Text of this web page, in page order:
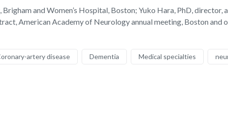
and Women’s Hospital, Boston; Yuko Hara, PhD, director,
American Academy of Neurology annual meeting, Boston and
artery disease Dementia Medical specialties